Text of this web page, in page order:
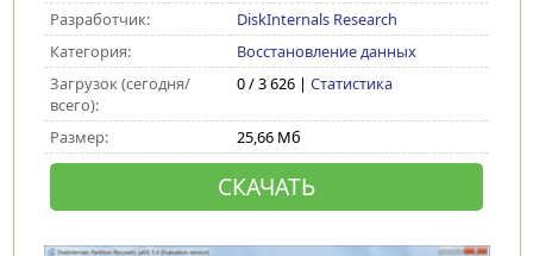
Разработчик:
DiskInternals Research
Категория:
Восстановление данных
Загрузок (сегодня/
всего):
0 / 3 626 | Статистика
Размер: 25,66 Мб
СКАЧАТЬ